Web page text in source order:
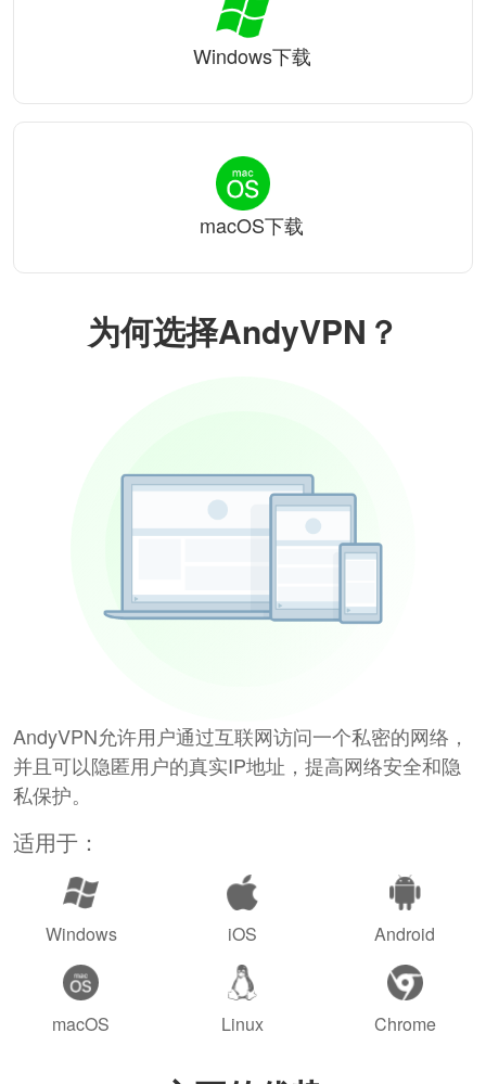
为何选择AndyVPN？
AndyVPN允许用户通过互联网访问一个私密的网络，
并且可以隐匿用户的真实IP地址，提高网络安全和隐
私保护。
适用于：
Windows iOS Android
macOS Linux Chrome
Windows下载
macOS下载